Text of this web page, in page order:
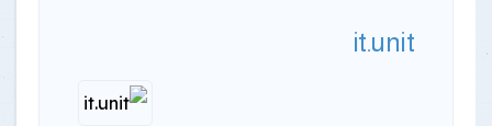
it.unit